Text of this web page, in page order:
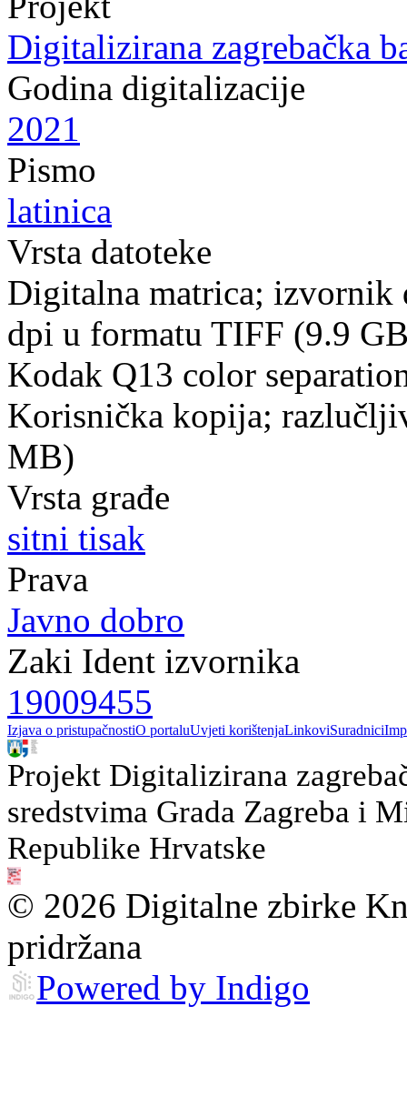
Digitalizirana zagrebačka
Godina digitalizacije
2021
Pismo
latinica
Vrsta datoteke
Digitalna matrica;
dpi u formatu TIFF (9.9
Kodak Q13 color
Korisnička kopija;
MB)
Vrsta građe
sitni tisak
Prava
Javno dobro
Zaki Ident izvornika
19009455
Izjava o pristupačnostiO portaluUvjeti korištenjaLinkoviSuradnici
Projekt Digitalizirana
sredstvima Grada Zagreba i
Republike Hrvatske
© 2026 Digitalne zbirke
pridržana
Powered by Indigo